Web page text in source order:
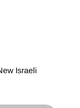
Israeli